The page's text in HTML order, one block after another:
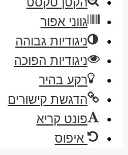
גווני אפור
ניגודיות גבוהה
ניגודיות הפוכה
רקע בהיר
הדגשת קישורים
פונט קריא
איפוס